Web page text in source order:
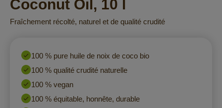
beginning
of
the
Coconut Oil, 10 l
Fraîchement récolté, naturel et de qualité crudité
100 % pure huile de noix de coco bio
100 % qualité crudité naturelle
100 % vegan
100 % équitable, honnête, durable